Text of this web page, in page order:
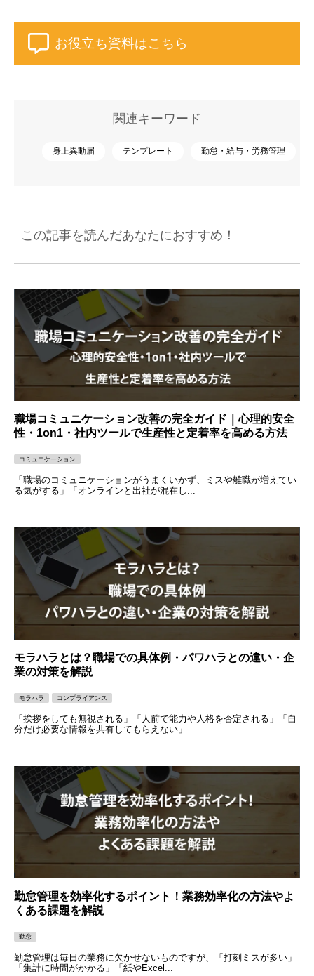
お役立ち資料はこちら
関連キーワード
身上異動届 テンプレート 勤怠・給与・労務管理
この記事を読んだあなたにおすすめ！
職場コミュニケーション改善の完全ガイド｜心理的安全
性・1on1・社内ツールで生産性と定着率を高める方法
コミュニケーション
「職場のコミュニケーションがうまくいかず、ミスや離職が増えてい
る気がする」「オンラインと出社が混在し...
モラハラとは？職場での具体例・パワハラとの違い・企
業の対策を解説
モラハラ コンプライアンス
「挨拶をしても無視される」「人前で能力や人格を否定される」「自
分だけ必要な情報を共有してもらえない」...
勤怠管理を効率化するポイント！業務効率化の方法やよ
くある課題を解説
勤怠
勤怠管理は毎日の業務に欠かせないものですが、「打刻ミスが多い」
「集計に時間がかかる」「紙やExcel...